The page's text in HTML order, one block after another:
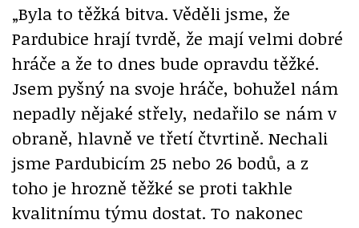
„Byla to těžká bitva. Věděli jsme, že
Pardubice hrají tvrdě, že mají velmi dobré
hráče a že to dnes bude opravdu těžké.
Jsem pyšný na svoje hráče, bohužel nám
nepadly nějaké střely, nedařilo se nám v
obraně, hlavně ve třetí čtvrtině. Nechali
jsme Pardubicím 25 nebo 26 bodů, a z
toho je hrozně těžké se proti takhle
kvalitnímu týmu dostat. To nakonec